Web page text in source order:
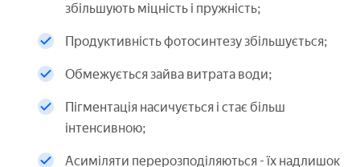
збільшують міцність і пружність;
Продуктивність фотосинтезу збільшується;
Обмежується зайва витрата води;
Пігментація насичується і стає більш
інтенсивною;
Асиміляти перерозподіляються - їх надлишок